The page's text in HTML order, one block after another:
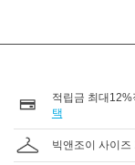
적립금 최대
택
빅앤조이 사이